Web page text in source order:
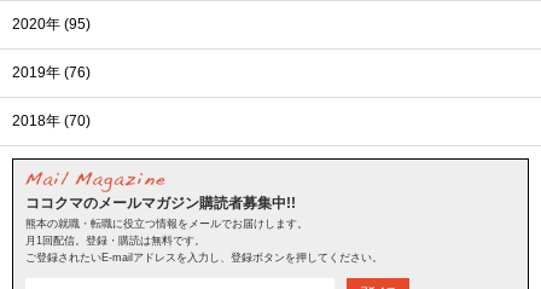
2020年 (95)
2019年 (76)
2018年 (70)
ココクマのメールマガジン購読者募集中!!
熊本の就職・転職に役立つ情報をメールでお届けします。
月1回配信。登録・購読は無料です。
ご登録されたいE-mailアドレスを入力し、登録ボタンを押してください。